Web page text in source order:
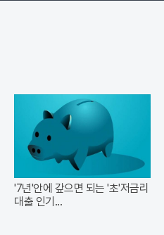
'7년'안에 갚으면 되는 '초'저금리
대출 인기...